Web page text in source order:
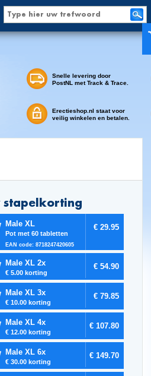
Snelle levering door
PostNL met Track & Trace.
Erectieshop.nl staat voor
veilig winkelen en betalen.
stapelkorting
Male XL
Pot met 60 tabletten
EAN code: 8718247420605
€ 29.95
Male XL 2x
€ 5.00 korting
€ 54.90
Male XL 3x
€ 10.00 korting
€ 79.85
Male XL 4x
€ 12.00 korting
€ 107.80
Male XL 6x
€ 30.00 korting
€ 149.70